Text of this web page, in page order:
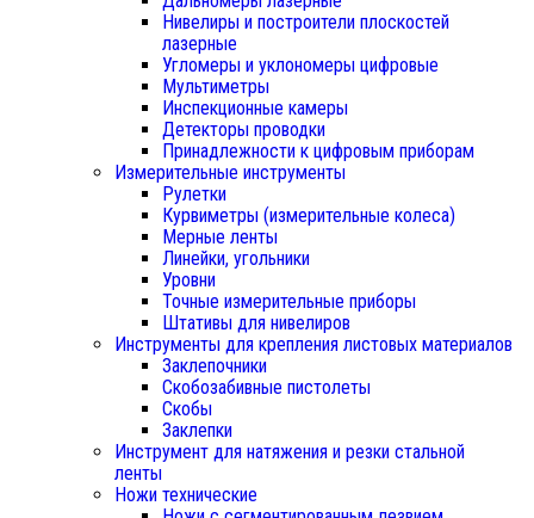
Нивелиры и построители плоскостей
лазерные
Угломеры и уклономеры цифровые
Мультиметры
Инспекционные камеры
Детекторы проводки
Принадлежности к цифровым приборам
Измерительные инструменты
Рулетки
Курвиметры (измерительные колеса)
Мерные ленты
Линейки, угольники
Уровни
Точные измерительные приборы
Штативы для нивелиров
Инструменты для крепления листовых материалов
Заклепочники
Скобозабивные пистолеты
Скобы
Заклепки
Инструмент для натяжения и резки стальной
ленты
Ножи технические